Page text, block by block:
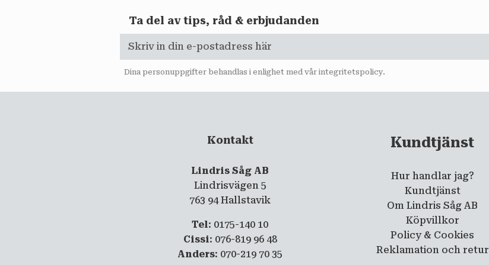
Ta del av tips, råd & erbjudanden
Dina personuppgifter behandlas i enlighet med vår integritetspolicy.
Kontakt
Lindris Såg AB
Lindrisvägen 5
763 94 Hallstavik
Tel: 0175-140 10
Cissi: 076-819 96 48
Anders: 070-219 70 35
Kundtjänst
Hur handlar jag?
Kundtjänst
Om Lindris Såg AB
Köpvillkor
Policy & Cookies
Reklamation och retur